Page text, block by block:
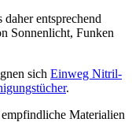
entsprechend
Sonnenlicht, Funken
sich Einweg Nitril-
.
Materialien